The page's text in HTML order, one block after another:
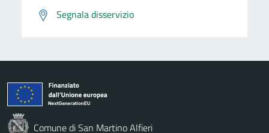
Segnala disservizio
Comune di San Martino Alfieri